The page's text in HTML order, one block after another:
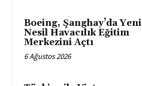
Boeing, Şanghay’da Yeni
Nesil Havacılık Eğitim
Merkezini Açtı
6 Ağustos 2026